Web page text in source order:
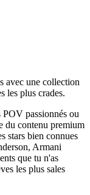
avec une collection
les plus crades.
POV passionnés ou
du contenu premium
stars bien connues
Armani
que tu n'as
les plus sales